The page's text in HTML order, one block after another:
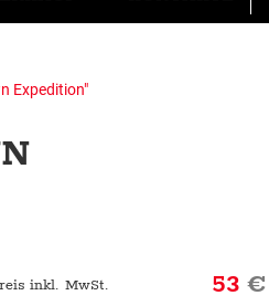
Expedition"
inkl. MwSt. 53€